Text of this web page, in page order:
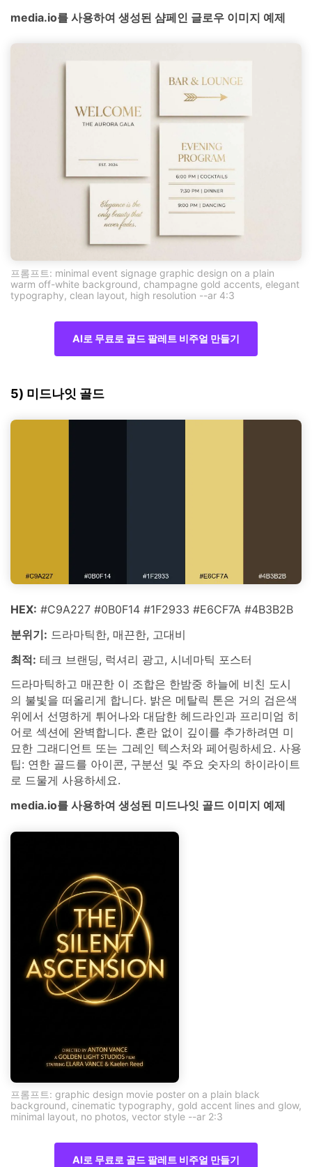
media.io를 사용하여 생성된 샴페인 글로우 이미지 예제
프롬프트: minimal event signage graphic design on a plain
warm off-white background, champagne gold accents, elegant
typography, clean layout, high resolution --ar 4:3
AI로 무료로 골드 팔레트 비주얼 만들기
5) 미드나잇 골드
HEX: #C9A227 #0B0F14 #1F2933 #E6CF7A #4B3B2B
분위기: 드라마틱한, 매끈한, 고대비
최적: 테크 브랜딩, 럭셔리 광고, 시네마틱 포스터
드라마틱하고 매끈한 이 조합은 한밤중 하늘에 비친 도시
의 불빛을 떠올리게 합니다. 밝은 메탈릭 톤은 거의 검은색
위에서 선명하게 튀어나와 대담한 헤드라인과 프리미엄 히
어로 섹션에 완벽합니다. 혼란 없이 깊이를 추가하려면 미
묘한 그래디언트 또는 그레인 텍스처와 페어링하세요. 사용
팁: 연한 골드를 아이콘, 구분선 및 주요 숫자의 하이라이트
로 드물게 사용하세요.
media.io를 사용하여 생성된 미드나잇 골드 이미지 예제
프롬프트: graphic design movie poster on a plain black
background, cinematic typography, gold accent lines and glow,
minimal layout, no photos, vector style --ar 2:3
AI로 무료로 골드 팔레트 비주얼 만들기